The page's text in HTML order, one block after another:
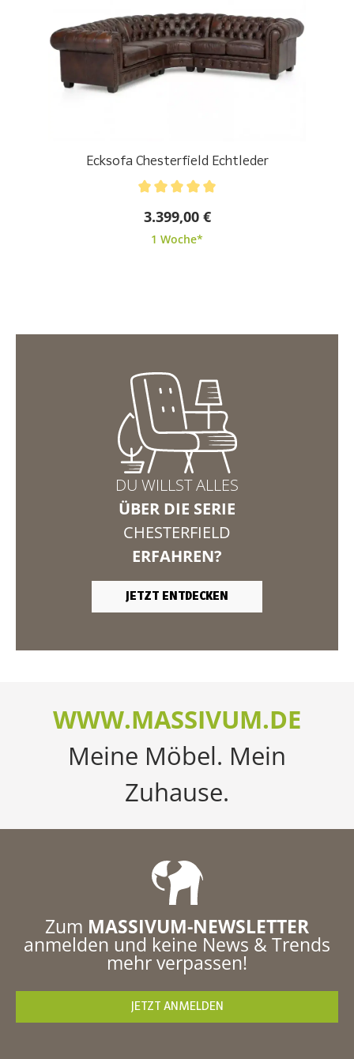
Ecksofa Chesterfield Echtleder
3.399,00 €
1 Woche*
DU WILLST ALLES
ÜBER DIE SERIE
CHESTERFIELD
ERFAHREN?
JETZT ENTDECKEN
WWW.MASSIVUM.DE
Meine Möbel. Mein
Zuhause.
Zum MASSIVUM-NEWSLETTER
anmelden und keine News & Trends
mehr verpassen!
JETZT ANMELDEN